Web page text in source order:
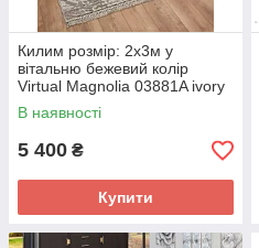
Килим розмір: 2x3м у
вітальню бежевий колір
Virtual Magnolia 03881A ivory
В наявності
5 400 ₴
Купити